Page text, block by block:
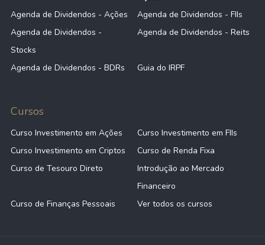
Agenda de Dividendos - Ações
Agenda de Dividendos - FIIs
Agenda de Dividendos -
Stocks
Agenda de Dividendos - Reits
Agenda de Dividendos - BDRs Guia do IRPF
Cursos
Curso Investimento em Ações
Curso Investimento em FIIs
Curso Investimento em Criptos
Curso de Renda Fixa
Curso de Tesouro Direto
Introdução ao Mercado
Financeiro
Curso de Finanças Pessoais
Ver todos os cursos